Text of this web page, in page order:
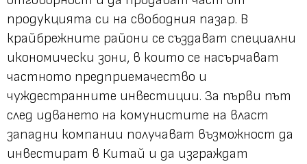
продукцията си на свободния пазар. В
крайбрежните райони се създават специални
икономически зони, в които се насърчават
частното предприемачество и
чуждестранните инвестиции. За първи път
след идването на комунистите на власт
западни компании получават възможност да
инвестират в Китай и да изграждат